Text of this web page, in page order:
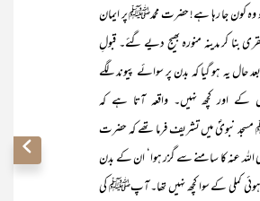
وہ کون جا رہا ہے! حضرت محمدﷺ پر ایمان
بنا کر مدینہ منورہ بھیج دیے گئے۔ قبولِ
حال یہ ہو گیا کہ بدن پر سوائے پیوند لگے
کے اور کچھ نہیں۔ واقعہ آتا ہے کہ
نبویؐ میں تشریف فرما تھے کہ حضرت
عنہ کا سامنے سے گزر ہوا‘ ان کے بدن
ہوئی کملی کے سوا کچھ نہیں تھا۔ آپﷺ کی